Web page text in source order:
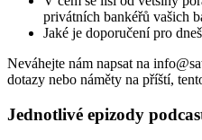
privátních bankéřů vašich
Jaké je doporučení pro
Neváhejte nám napsat na
dotazy nebo náměty na příští,
Jednotlivé epizody